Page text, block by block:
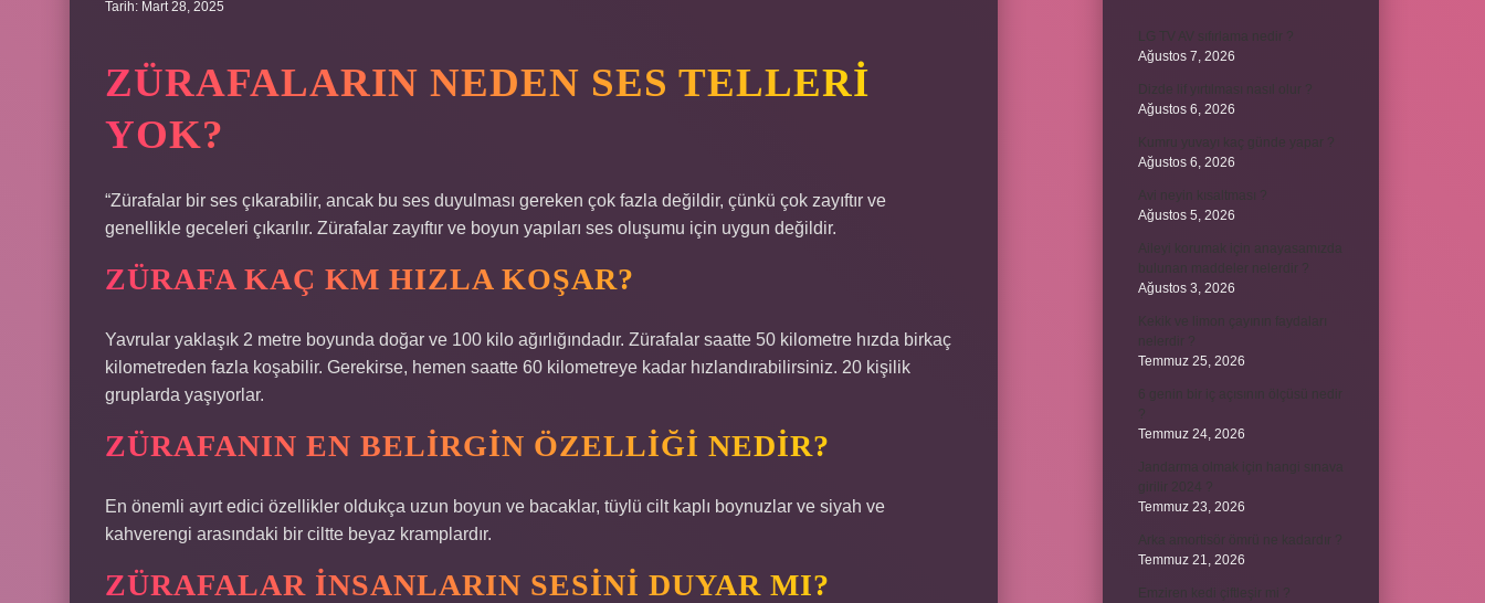
Tarih: Mart 28, 2025
ZÜRAFALARIN NEDEN SES TELLERI
YOK?
“Zürafalar bir ses çıkarabilir, ancak bu ses duyulması gereken çok fazla değildir, çünkü çok zayıftır ve
genellikle geceleri çıkarılır. Zürafalar zayıftır ve boyun yapıları ses oluşumu için uygun değildir.
ZÜRAFA KAÇ KM HIZLA KOŞAR?
Yavrular yaklaşık 2 metre boyunda doğar ve 100 kilo ağırlığındadır. Zürafalar saatte 50 kilometre hızda birkaç
kilometreden fazla koşabilir. Gerekirse, hemen saatte 60 kilometreye kadar hızlandırabilirsiniz. 20 kişilik
gruplarda yaşıyorlar.
ZÜRAFANIN EN BELIRGIN ÖZELLIĞI NEDIR?
En önemli ayırt edici özellikler oldukça uzun boyun ve bacaklar, tüylü cilt kaplı boynuzlar ve siyah ve
kahverengi arasındaki bir ciltte beyaz kramplardır.
ZÜRAFALAR INSANLARIN SESINI DUYAR MI?
Ağustos 7, 2026
Ağustos 6, 2026
Kumru yuvayı kaç günde yapar ?
Ağustos 6, 2026
Ağustos 5, 2026
Ağustos 3, 2026
Temmuz 25, 2026
Temmuz 24, 2026
Temmuz 23, 2026
Temmuz 21, 2026